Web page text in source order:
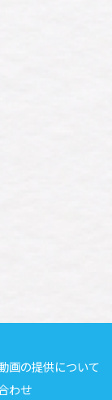
画の提供について
わせ